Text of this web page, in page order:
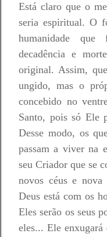
Está claro que o
seria espiritual. O
humanidade
decadência e
original. Assim,
ungido, mas o
concebido no
Santo, pois só Ele
Desse modo, os
passam a viver na
seu Criador que se
novos céus e nova
Deus está com os
Eles serão os seus
eles... Ele